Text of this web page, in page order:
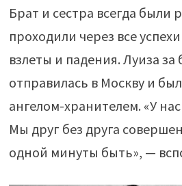
Брат и сестра всегда были
проходили через все
взлеты и падения. Луиза за
отправилась в Москву и
ангелом-хранителем. «У
Мы друг без друга
одной минуты быть», —